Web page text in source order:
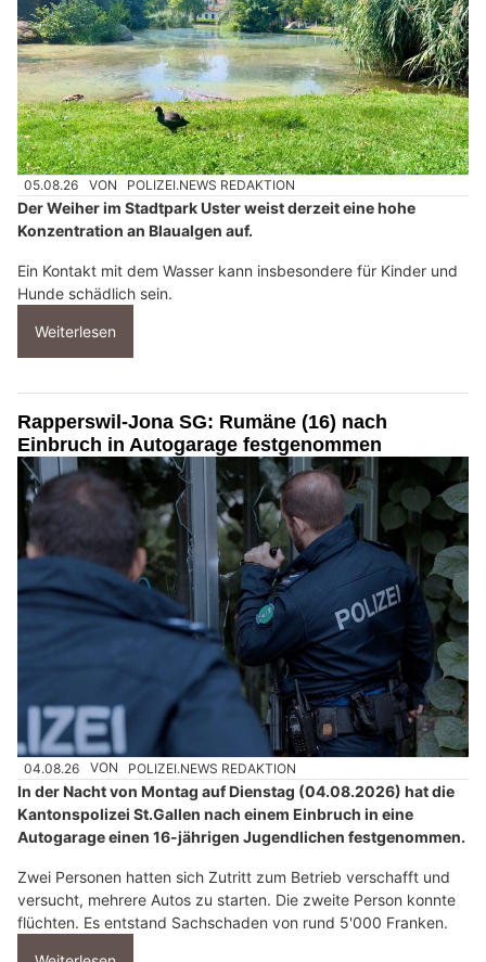
05.08.26 VON POLIZEI.NEWS REDAKTION
Der Weiher im Stadtpark Uster weist derzeit eine hohe
Konzentration an Blaualgen auf.
Ein Kontakt mit dem Wasser kann insbesondere für Kinder und
Hunde schädlich sein.
Weiterlesen
Rapperswil-Jona SG: Rumäne (16) nach
Einbruch in Autogarage festgenommen
04.08.26 VON POLIZEI.NEWS REDAKTION
In der Nacht von Montag auf Dienstag (04.08.2026) hat die
Kantonspolizei St.Gallen nach einem Einbruch in eine
Autogarage einen 16-jährigen Jugendlichen festgenommen.
Zwei Personen hatten sich Zutritt zum Betrieb verschafft und
versucht, mehrere Autos zu starten. Die zweite Person konnte
flüchten. Es entstand Sachschaden von rund 5'000 Franken.